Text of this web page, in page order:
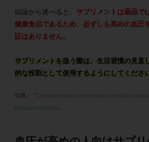
結論から述べると、 サプリメントは薬品で
健康食品であるため、必ずしも高めの血圧
証はありません。
サプリメントを扱う際は、生活習慣の見直
的な役割として使用するようにしてください
引用：『 Complementary and alternative medicine
pressure reduction